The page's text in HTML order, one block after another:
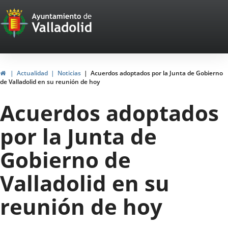
Portal
Web
del
Ayuntamiento
de
Valladolid
InicioActualidad Noticias
Acuerdos adoptados por la Junta de Gobierno
de Valladolid en su reunión de hoy
Acuerdos adoptados
por la Junta de
Gobierno de
Valladolid en su
reunión de hoy